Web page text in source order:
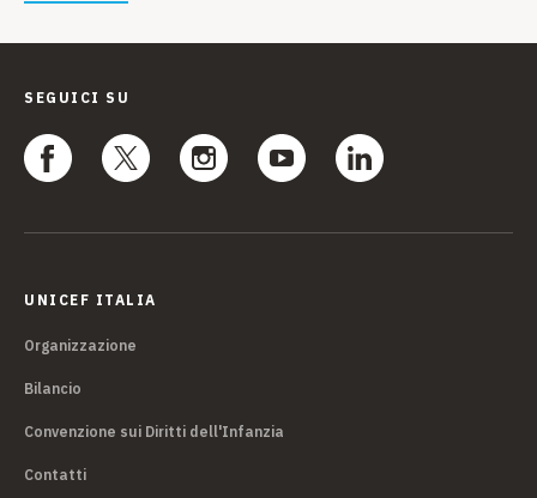
SEGUICI SU
UNICEF ITALIA
Organizzazione
Bilancio
Convenzione sui Diritti dell'Infanzia
Contatti